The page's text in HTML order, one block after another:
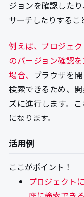
ジョンを確認した
サーチしたりするこ
例えば、プロジェ
のバージョン確認
場合、 ブラウザを
検索できるため、
ズに進行します。
になります。
活用例
ここがポイント！
プロジェクト